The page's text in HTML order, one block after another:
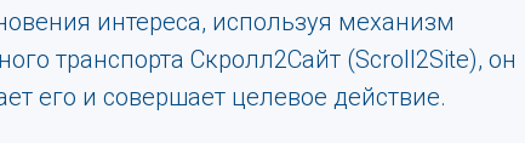
интереса, используя механизм
транспорта Скролл2Сайт (Scroll2Site), он
его и совершает целевое действие.